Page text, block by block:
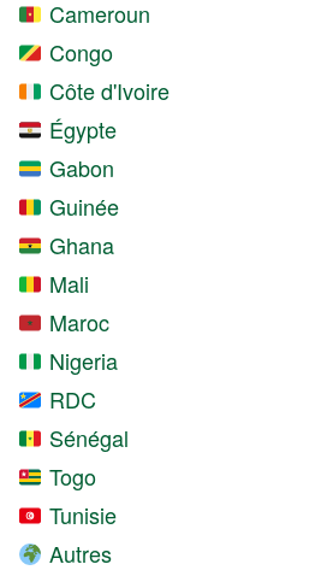
Cameroun
Congo
Côte d'Ivoire
Égypte
Gabon
Guinée
Ghana
Mali
Maroc
Nigeria
RDC
Sénégal
Togo
Tunisie
Autres